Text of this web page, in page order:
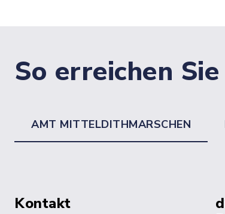
So erreichen
AMT MITTELDITHMARSCHEN
Kontakt